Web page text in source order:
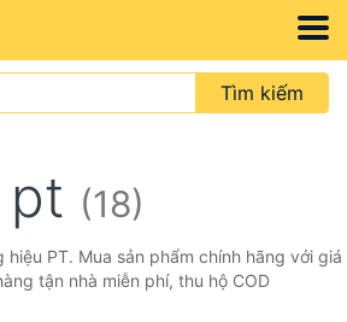
Tìm kiếm
pt (18)
PT. Mua sản phẩm chính hãng với giá
tận nhà miễn phí, thu hộ COD